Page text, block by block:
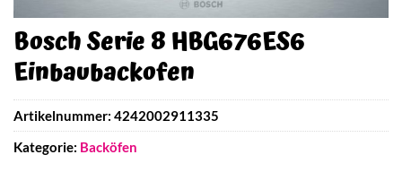
Bosch Serie 8 HBG676ES6
Einbaubackofen
Artikelnummer: 4242002911335
Kategorie: Backöfen